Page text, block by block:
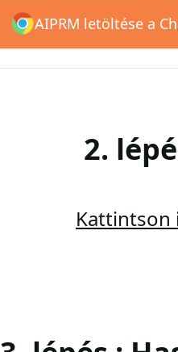
AIPRM letöltése a
2.
Kattintson